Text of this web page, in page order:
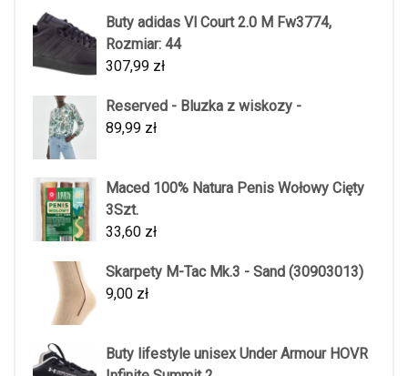
Buty adidas Vl Court 2.0 M Fw3774,
Rozmiar: 44
307,99 zł
Reserved - Bluzka z wiskozy -
89,99 zł
Maced 100% Natura Penis Wołowy Cięty
3Szt.
33,60 zł
Skarpety M-Tac Mk.3 - Sand (30903013)
9,00 zł
Buty lifestyle unisex Under Armour HOVR